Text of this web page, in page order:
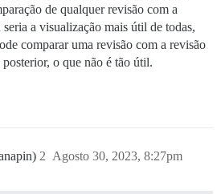
de qualquer revisão com a
a visualização mais útil de todas,
comparar uma revisão com a revisão
o que não é tão útil.
Agosto 30, 2023, 8:27pm
2